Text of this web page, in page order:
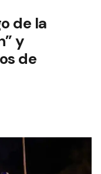
de la
y
de